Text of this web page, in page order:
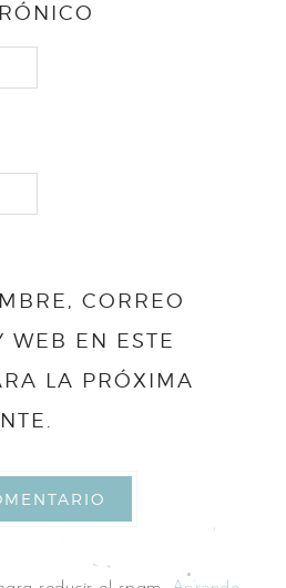
CORREO
WEB EN ESTE
LA PRÓXIMA